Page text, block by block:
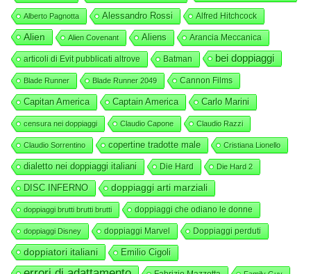
Alberto Pagnotta Alessandro Rossi Alfred Hitchcock
Alien Alien Covenant Aliens Arancia Meccanica
articoli di Evit pubblicati altrove Batman bei doppiaggi
Blade Runner Blade Runner 2049 Cannon Films
Capitan America Captain America Carlo Marini
censura nei doppiaggi Claudio Capone Claudio Razzi
Claudio Sorrentino copertine tradotte male Cristiana Lionello
dialetto nei doppiaggi italiani Die Hard Die Hard 2
DISC INFERNO doppiaggi arti marziali
doppiaggi brutti brutti brutti doppiaggi che odiano le donne
doppiaggi Disney doppiaggi Marvel Doppiaggi perduti
doppiatori italiani Emilio Cigoli